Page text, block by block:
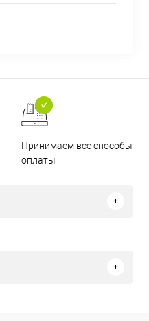
Принимаем все способы
оплаты